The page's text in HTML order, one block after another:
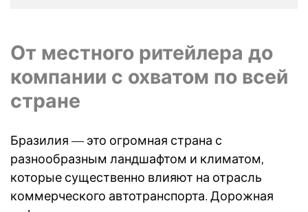
От местного ритейлера до
компании с охватом по всей
стране
Бразилия — это огромная страна с
разнообразным ландшафтом и климатом,
которые существенно влияют на отрасль
коммерческого автотранспорта. Дорожная